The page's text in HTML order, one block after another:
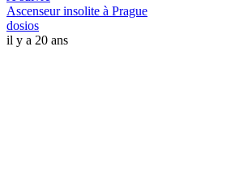
Ascenseur insolite à Prague
dosios
il y a 20 ans